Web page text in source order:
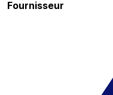
Fournisseur